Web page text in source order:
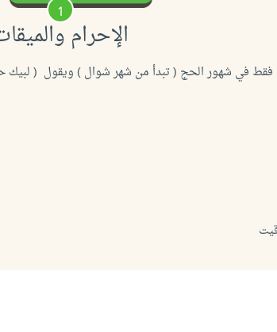
1
الإحرام
فقط في شهور الحج ( تبدأ من شهر شوال ) ويقول ( لبيك